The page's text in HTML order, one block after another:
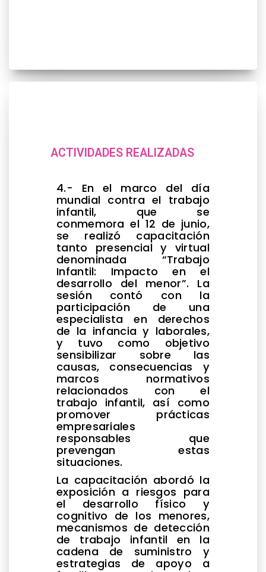
ACTIVIDADES REALIZADAS
4.- En el marco del día
mundial contra el trabajo
infantil, que se
conmemora el 12 de junio,
se realizó capacitación
tanto presencial y virtual
denominada “Trabajo
Infantil: Impacto en el
desarrollo del menor”. La
sesión contó con la
participación de una
especialista en derechos
de la infancia y laborales,
y tuvo como objetivo
sensibilizar sobre las
causas, consecuencias y
marcos normativos
relacionados con el
trabajo infantil, así como
promover prácticas
empresariales
responsables que
prevengan estas
situaciones.
La capacitación abordó la
exposición a riesgos para
el desarrollo físico y
cognitivo de los menores,
mecanismos de detección
de trabajo infantil en la
cadena de suministro y
estrategias de apoyo a